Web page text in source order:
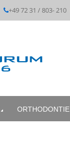
+49 72 31 / 803- 210
ORTHODONTIE